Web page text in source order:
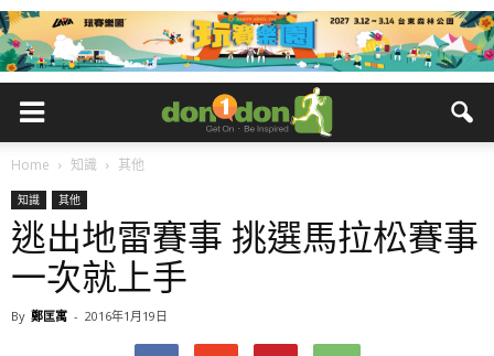
Home 知識 其他
知識 其他
逃出地雷賽事 挑選馬拉松賽事
一次就上手
By 鄭匡寓 - 2016年1月19日